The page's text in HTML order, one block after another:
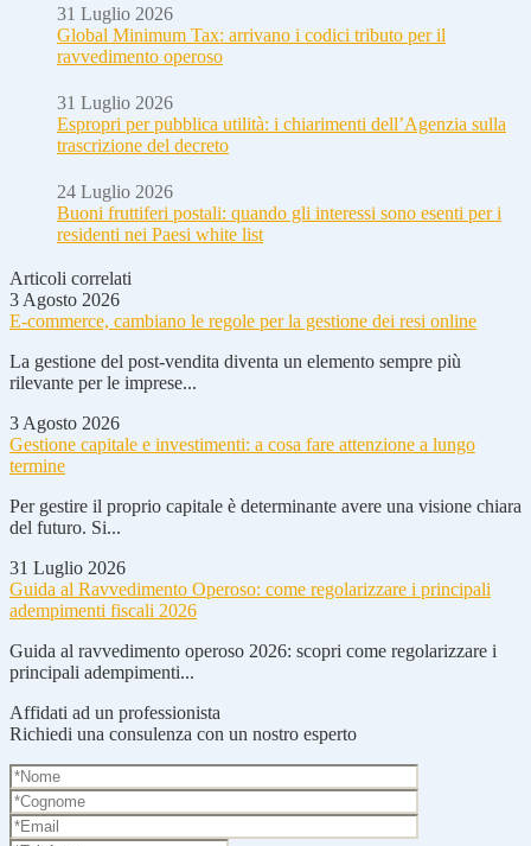
31 Luglio 2026
Global Minimum Tax: arrivano i codici tributo per il
ravvedimento operoso
31 Luglio 2026
Espropri per pubblica utilità: i chiarimenti dell’Agenzia sulla
trascrizione del decreto
24 Luglio 2026
Buoni fruttiferi postali: quando gli interessi sono esenti per i
residenti nei Paesi white list
Articoli correlati
3 Agosto 2026
E-commerce, cambiano le regole per la gestione dei resi online
La gestione del post-vendita diventa un elemento sempre più
rilevante per le imprese...
3 Agosto 2026
Gestione capitale e investimenti: a cosa fare attenzione a lungo
termine
Per gestire il proprio capitale è determinante avere una visione chiara
del futuro. Si...
31 Luglio 2026
Guida al Ravvedimento Operoso: come regolarizzare i principali
adempimenti fiscali 2026
Guida al ravvedimento operoso 2026: scopri come regolarizzare i
principali adempimenti...
Affidati ad un professionista
Richiedi una consulenza con un nostro esperto